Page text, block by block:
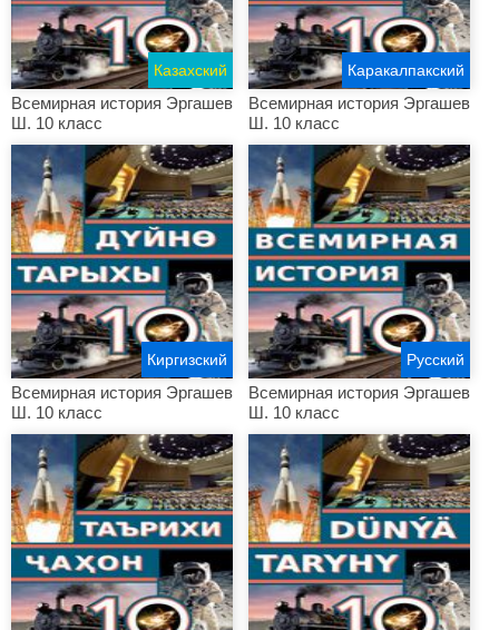
Всемирная история Эргашев
Ш. 10 класс
Казахский
Всемирная история Эргашев
Ш. 10 класс
Каракалпакский
Всемирная история Эргашев
Ш. 10 класс
Киргизский
Всемирная история Эргашев
Ш. 10 класс
Русский